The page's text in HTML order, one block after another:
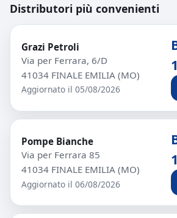
Distributori più convenienti
Grazi Petroli
Via per Ferrara, 6/D
41034 FINALE EMILIA (MO)
Aggiornato il 05/08/2026
Pompe Bianche
Via per Ferrara 85
41034 FINALE EMILIA (MO)
Aggiornato il 06/08/2026